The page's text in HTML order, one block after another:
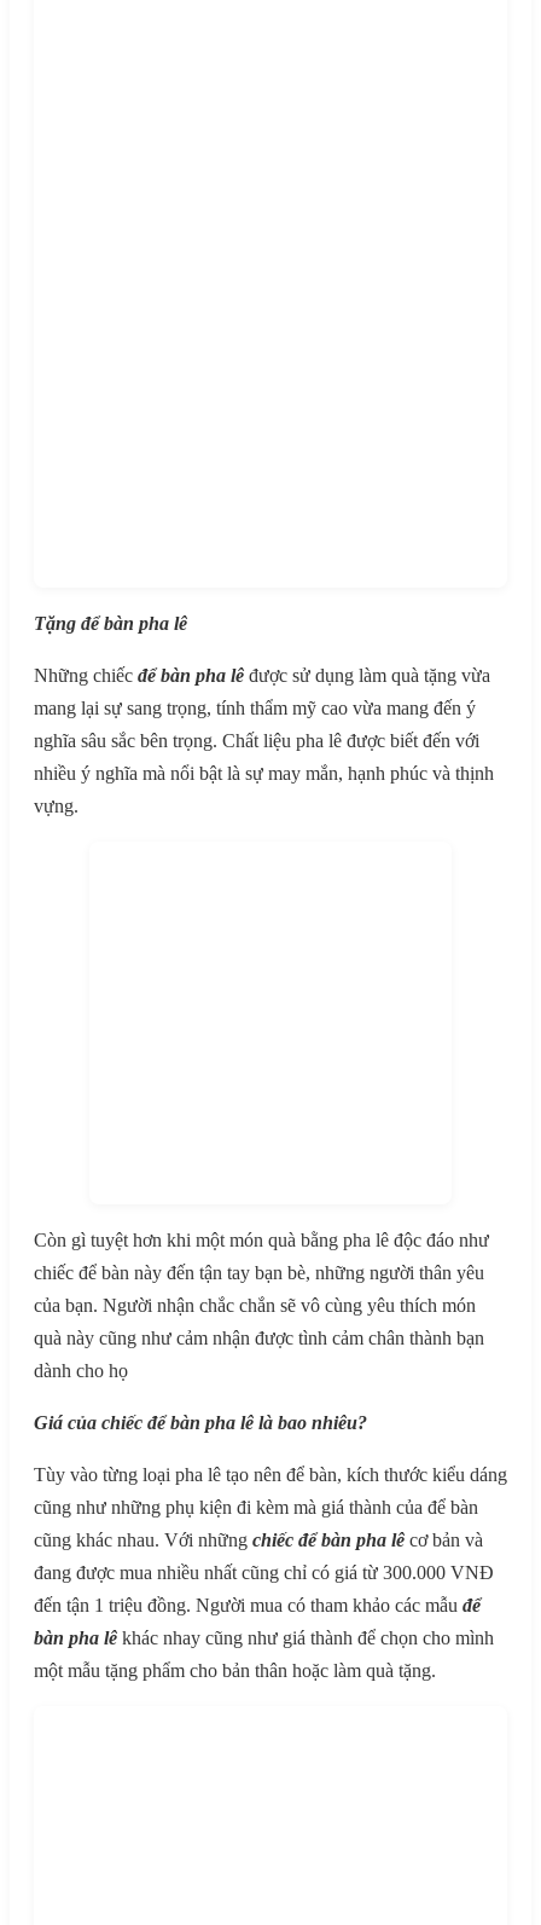
Tặng để bàn pha lê
Những chiếc để bàn pha lê được sử dụng làm quà tặng vừa
mang lại sự sang trọng, tính thẩm mỹ cao vừa mang đến ý
nghĩa sâu sắc bên trọng. Chất liệu pha lê được biết đến với
nhiều ý nghĩa mà nổi bật là sự may mắn, hạnh phúc và thịnh
vựng.
Còn gì tuyệt hơn khi một món quà bằng pha lê độc đáo như
chiếc để bàn này đến tận tay bạn bè, những người thân yêu
của bạn. Người nhận chắc chắn sẽ vô cùng yêu thích món
quà này cũng như cảm nhận được tình cảm chân thành bạn
dành cho họ
Giá của chiếc để bàn pha lê là bao nhiêu?
Tùy vào từng loại pha lê tạo nên để bàn, kích thước kiểu dáng
cũng như những phụ kiện đi kèm mà giá thành của để bàn
cũng khác nhau. Với những chiếc để bàn pha lê cơ bản và
đang được mua nhiều nhất cũng chỉ có giá từ 300.000 VNĐ
đến tận 1 triệu đồng. Người mua có tham khảo các mẫu để
bàn pha lê khác nhay cũng như giá thành để chọn cho mình
một mẫu tặng phẩm cho bản thân hoặc làm quà tặng.